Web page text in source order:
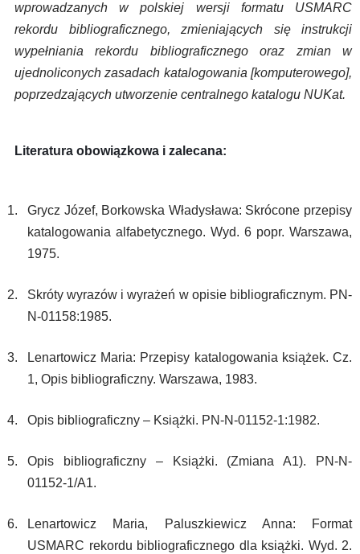
wprowadzanych w polskiej wersji formatu USMARC
rekordu bibliograficznego, zmieniających się instrukcji
wypełniania rekordu bibliograficznego oraz zmian w
ujednoliconych zasadach katalogowania [komputerowego],
poprzedzających utworzenie centralnego katalogu NUKat.
Literatura obowiązkowa i zalecana:
Grycz Józef, Borkowska Władysława: Skrócone przepisy
katalogowania alfabetycznego. Wyd. 6 popr. Warszawa,
1975.
Skróty wyrazów i wyrażeń w opisie bibliograficznym. PN-
N-01158:1985.
Lenartowicz Maria: Przepisy katalogowania książek. Cz.
1, Opis bibliograficzny. Warszawa, 1983.
Opis bibliograficzny – Książki. PN-N-01152-1:1982.
Opis bibliograficzny – Książki. (Zmiana A1). PN-N-
01152-1/A1.
Lenartowicz Maria, Paluszkiewicz Anna: Format
USMARC rekordu bibliograficznego dla książki. Wyd. 2.